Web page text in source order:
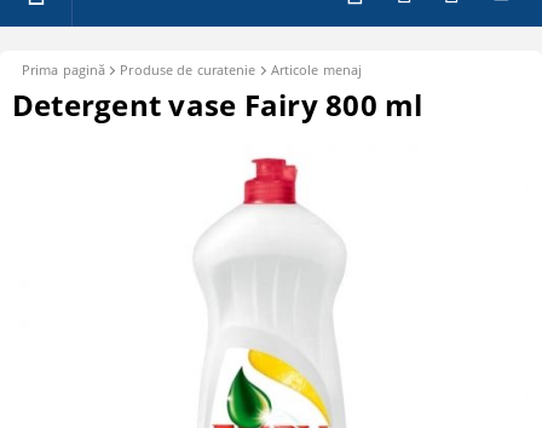
Prima pagină Produse de curatenie Articole menaj
Detergent vase Fairy 800 ml